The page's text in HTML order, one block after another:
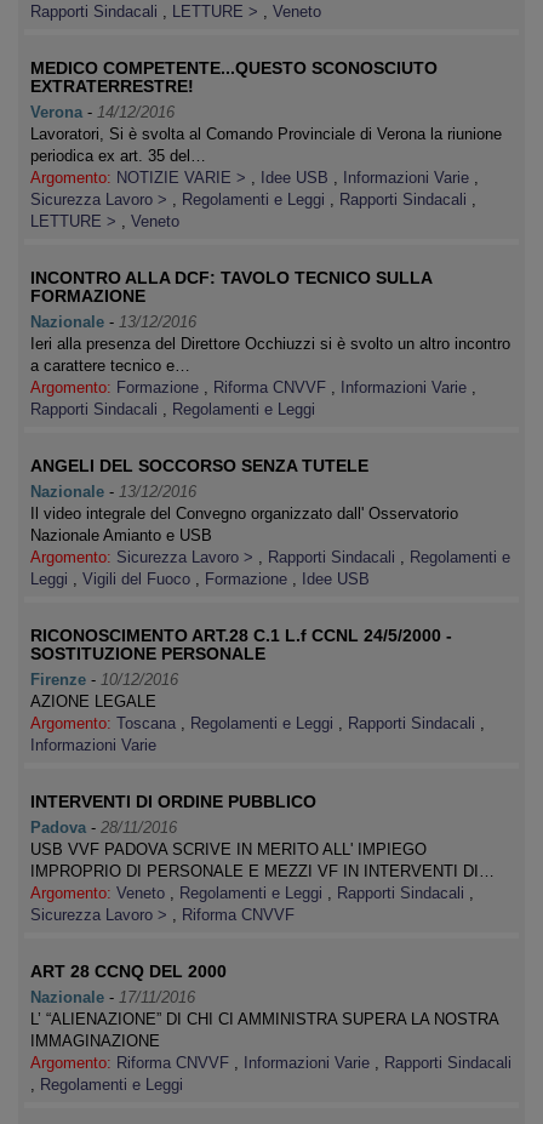
Rapporti Sindacali , LETTURE > , Veneto
MEDICO COMPETENTE...QUESTO SCONOSCIUTO
EXTRATERRESTRE!
Verona - 14/12/2016
Lavoratori, Si è svolta al Comando Provinciale di Verona la riunione
periodica ex art. 35 del…
Argomento: NOTIZIE VARIE > , Idee USB , Informazioni Varie ,
Sicurezza Lavoro > , Regolamenti e Leggi , Rapporti Sindacali ,
LETTURE > , Veneto
INCONTRO ALLA DCF: TAVOLO TECNICO SULLA
FORMAZIONE
Nazionale - 13/12/2016
Ieri alla presenza del Direttore Occhiuzzi si è svolto un altro incontro
a carattere tecnico e…
Argomento: Formazione , Riforma CNVVF , Informazioni Varie ,
Rapporti Sindacali , Regolamenti e Leggi
ANGELI DEL SOCCORSO SENZA TUTELE
Nazionale - 13/12/2016
Il video integrale del Convegno organizzato dall' Osservatorio
Nazionale Amianto e USB
Argomento: Sicurezza Lavoro > , Rapporti Sindacali , Regolamenti e
Leggi , Vigili del Fuoco , Formazione , Idee USB
RICONOSCIMENTO ART.28 C.1 L.f CCNL 24/5/2000 -
SOSTITUZIONE PERSONALE
Firenze - 10/12/2016
AZIONE LEGALE
Argomento: Toscana , Regolamenti e Leggi , Rapporti Sindacali ,
Informazioni Varie
INTERVENTI DI ORDINE PUBBLICO
Padova - 28/11/2016
USB VVF PADOVA SCRIVE IN MERITO ALL' IMPIEGO
IMPROPRIO DI PERSONALE E MEZZI VF IN INTERVENTI DI…
Argomento: Veneto , Regolamenti e Leggi , Rapporti Sindacali ,
Sicurezza Lavoro > , Riforma CNVVF
ART 28 CCNQ DEL 2000
Nazionale - 17/11/2016
L’ “ALIENAZIONE” DI CHI CI AMMINISTRA SUPERA LA NOSTRA
IMMAGINAZIONE
Argomento: Riforma CNVVF , Informazioni Varie , Rapporti Sindacali
, Regolamenti e Leggi